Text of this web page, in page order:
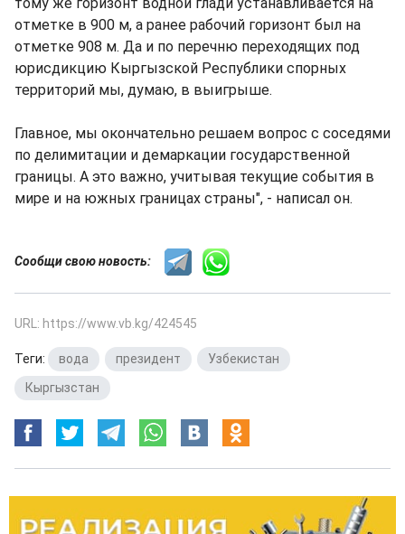
тому же горизонт водной глади устанавливается на
отметке в 900 м, а ранее рабочий горизонт был на
отметке 908 м. Да и по перечню переходящих под
юрисдикцию Кыргызской Республики спорных
территорий мы, думаю, в выигрыше.
Главное, мы окончательно решаем вопрос с соседями
по делимитации и демаркации государственной
границы. А это важно, учитывая текущие события в
мире и на южных границах страны", - написал он.
Сообщи свою новость:
URL: https://www.vb.kg/424545
Теги: вода президент Узбекистан
Кыргызстан